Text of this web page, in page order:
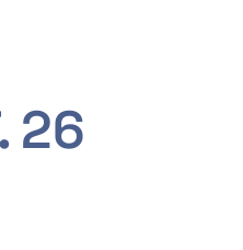
26